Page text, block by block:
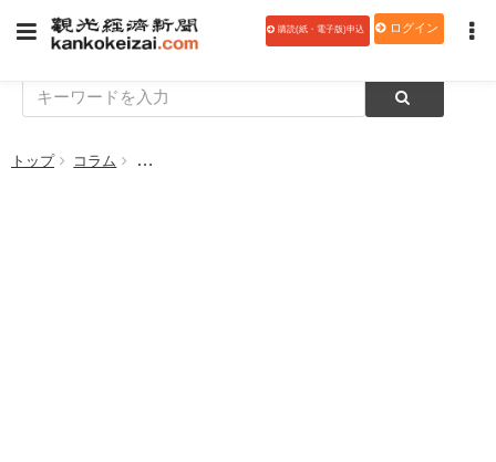
購読(紙・電子版)申込 ログイン
トップ コラム 【私の視点 観光羅針盤 131】オリンピックで深めよう